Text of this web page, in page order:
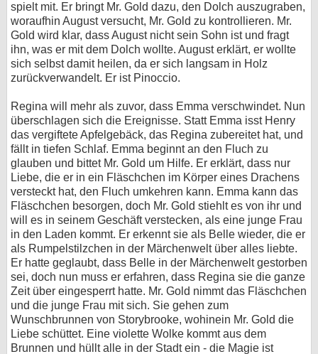
spielt mit. Er bringt Mr. Gold dazu, den Dolch auszugraben,
woraufhin August versucht, Mr. Gold zu kontrollieren. Mr.
Gold wird klar, dass August nicht sein Sohn ist und fragt
ihn, was er mit dem Dolch wollte. August erklärt, er wollte
sich selbst damit heilen, da er sich langsam in Holz
zurückverwandelt. Er ist Pinoccio.
Regina will mehr als zuvor, dass Emma verschwindet. Nun
überschlagen sich die Ereignisse. Statt Emma isst Henry
das vergiftete Apfelgebäck, das Regina zubereitet hat, und
fällt in tiefen Schlaf. Emma beginnt an den Fluch zu
glauben und bittet Mr. Gold um Hilfe. Er erklärt, dass nur
Liebe, die er in ein Fläschchen im Körper eines Drachens
versteckt hat, den Fluch umkehren kann. Emma kann das
Fläschchen besorgen, doch Mr. Gold stiehlt es von ihr und
will es in seinem Geschäft verstecken, als eine junge Frau
in den Laden kommt. Er erkennt sie als Belle wieder, die er
als Rumpelstilzchen in der Märchenwelt über alles liebte.
Er hatte geglaubt, dass Belle in der Märchenwelt gestorben
sei, doch nun muss er erfahren, dass Regina sie die ganze
Zeit über eingesperrt hatte. Mr. Gold nimmt das Fläschchen
und die junge Frau mit sich. Sie gehen zum
Wunschbrunnen von Storybrooke, wohinein Mr. Gold die
Liebe schüttet. Eine violette Wolke kommt aus dem
Brunnen und hüllt alle in der Stadt ein - die Magie ist